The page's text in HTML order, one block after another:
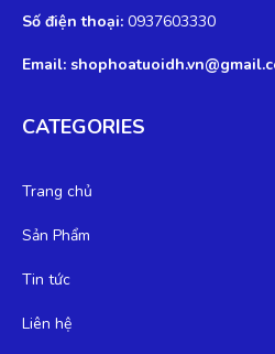
Số điện thoại: 0937603330
Email:
CATEGORIES
Trang chủ
Sản Phẩm
Tin tức
Liên hệ